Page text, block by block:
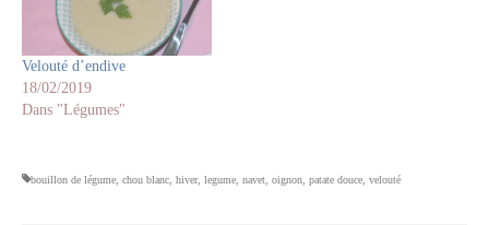
Velouté d’endive
18/02/2019
Dans "Légumes"
bouillon de légume chou blanc hiver, legume navet oignon patate douce velouté